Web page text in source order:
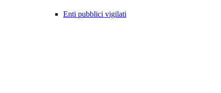
Enti pubblici vigilati